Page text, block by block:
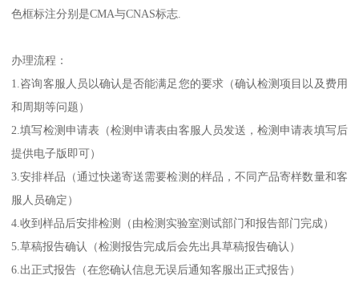
色框标注分别是CMA与CNAS标志.
办理流程：
1.咨询客服人员以确认是否能满足您的要求（确认检测项目以及费用
和周期等问题）
2.填写检测申请表（检测申请表由客服人员发送，检测申请表填写后
提供电子版即可）
3.安排样品（通过快递寄送需要检测的样品，不同产品寄样数量和客
服人员确定）
4.收到样品后安排检测（由检测实验室测试部门和报告部门完成）
5.草稿报告确认（检测报告完成后会先出具草稿报告确认）
6.出正式报告（在您确认信息无误后通知客服出正式报告）